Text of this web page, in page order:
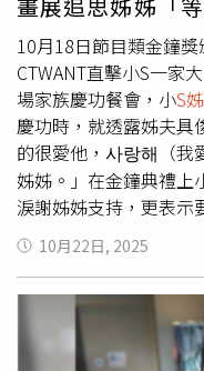
次，不過兩人後天就有
喊話：「如果廠商們有
託，因為結婚有需要一
10月18日節目類金鐘
CTWANT直擊小S一家
場家族慶功餐會，小S姊
慶功時，就透露姊夫具
的很愛他，사랑해（我
姊姊。」在金鐘典禮上
淚謝姊姊支持，更表示
媽！因為我媽說他心裡
話，她的洞或許會被
起，我相信你的洞很快
台領獎時表示大S一直
字刺青，而她身上佩
10月22日, 2025